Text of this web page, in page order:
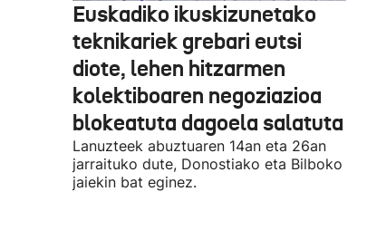
Euskadiko ikuskizunetako
teknikariek grebari eutsi
diote, lehen hitzarmen
kolektiboaren negoziazioa
blokeatuta dagoela salatuta
Lanuzteek abuztuaren 14an eta 26an
jarraituko dute, Donostiako eta Bilboko
jaiekin bat eginez.